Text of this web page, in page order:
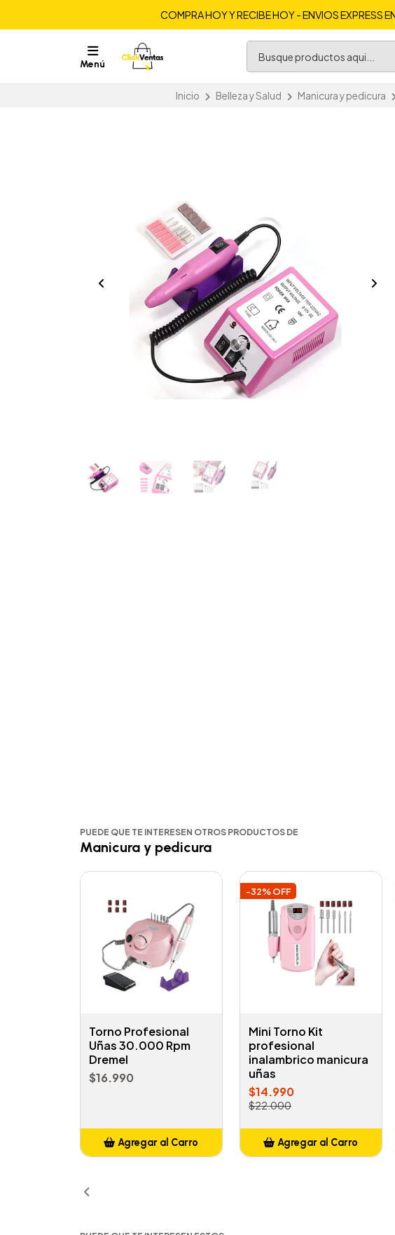
COMPRA HOY Y RECIBE HOY - ENVIOS EXPRESS
Menú
Inicio Belleza y Salud Manicura y pedicura
PUEDE QUE TE INTERESEN OTROS PRODUCTOS DE
Manicura y pedicura
Torno Profesional
Uñas 30.000 Rpm
Dremel
$16.990
Agregar al Carro
-32% OFF
Mini Torno Kit
profesional
inalambrico manicura
uñas
$14.990
$22.000
Agregar al Carro